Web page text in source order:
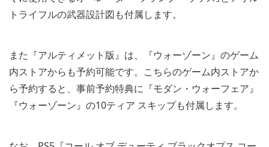
トライフルの武器設計図も付属します。
また『アルティメット版』は、『ウォーゾーン』のゲーム
内ストアからも予約可能です。こちらのゲーム内ストアか
ら予約すると、事前予約特典に『モダン・ウォーフェア』
『ウォーゾーン』の10ティア スキップも付属します。